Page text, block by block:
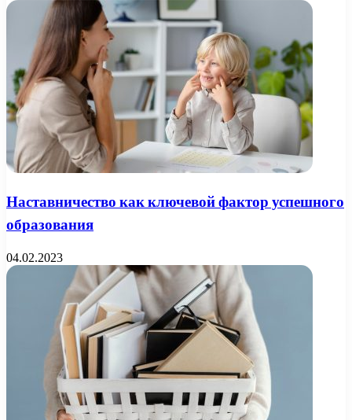
Наставничество как ключевой фактор успешного
образования
04.02.2023